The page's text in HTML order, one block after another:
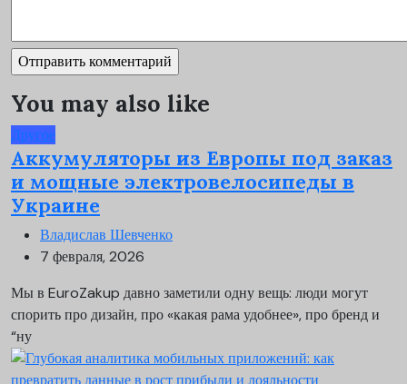
You may also like
Другое
Аккумуляторы из Европы под заказ
и мощные электровелосипеды в
Украине
Владислав Шевченко
7 февраля, 2026
Мы в EuroZakup давно заметили одну вещь: люди могут
спорить про дизайн, про «какая рама удобнее», про бренд и
“ну